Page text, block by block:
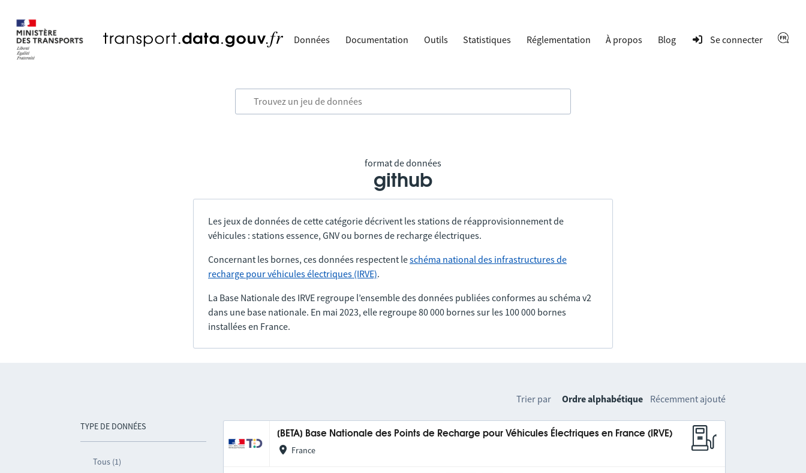
Données Documentation Outils Statistiques Réglementation À propos Blog Se connecter
format de données
github
Les jeux de données de cette catégorie décrivent les stations de réapprovisionnement de
véhicules : stations essence, GNV ou bornes de recharge électriques.
Concernant les bornes, ces données respectent leschéma national des infrastructures de
recharge pour véhicules électriques (IRVE).
La Base Nationale des IRVE regroupe l’ensemble des données publiées conformes au schéma v2
dans une base nationale. En mai 2023, elle regroupe 80 000 bornes sur les 100 000 bornes
installées en France.
TYPE DE DONNÉES
Tous (1)
Trier par Ordre alphabétique Récemment ajouté
[BETA] Base Nationale des Points de Recharge pour Véhicules Électriques en France (IRVE)
France